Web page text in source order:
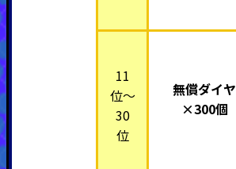
11
位～
30
位
無償ダイヤ
×300個